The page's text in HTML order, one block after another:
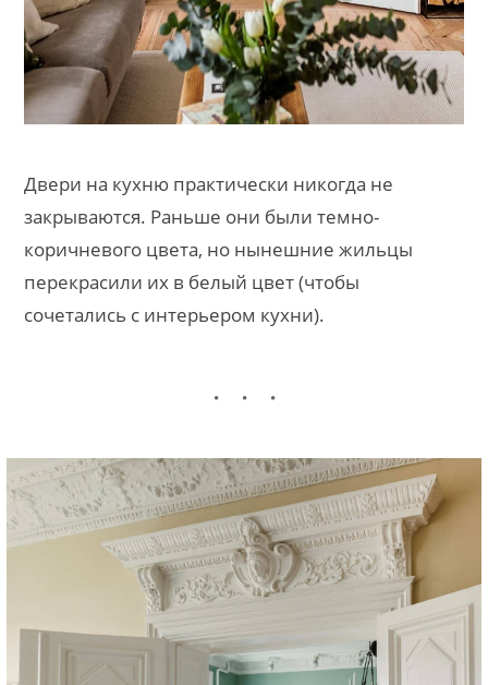
Двери на кухню практически никогда не
закрываются. Раньше они были темно-
коричневого цвета, но нынешние жильцы
перекрасили их в белый цвет (чтобы
сочетались с интерьером кухни).